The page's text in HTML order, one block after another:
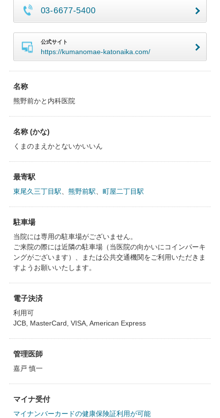
03-6677-5400
公式サイト
https://kumanomae-katonaika.com/
名称
熊野前かと内科医院
名称 (かな)
くまのまえかとないかいいん
最寄駅
東尾久三丁目駅 熊野前駅 町屋二丁目駅
駐車場
当院には専用の駐車場がございません。
ご来院の際には近隣の駐車場（当医院の向かいにコインパーキ
ングがございます）、または公共交通機関をご利用いただきま
すようお願いいたします。
電子決済
利用可
JCB, MasterCard, VISA, American Express
管理医師
嘉戸 慎一
マイナ受付
マイナンバーカードの健康保険証利用が可能